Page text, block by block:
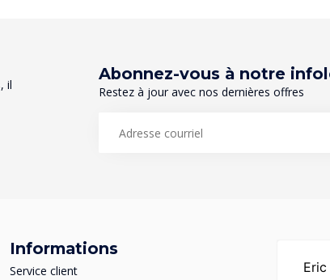
il
Abonnez-vous à notre
Restez à jour avec nos dernières offres
Informations
Service client